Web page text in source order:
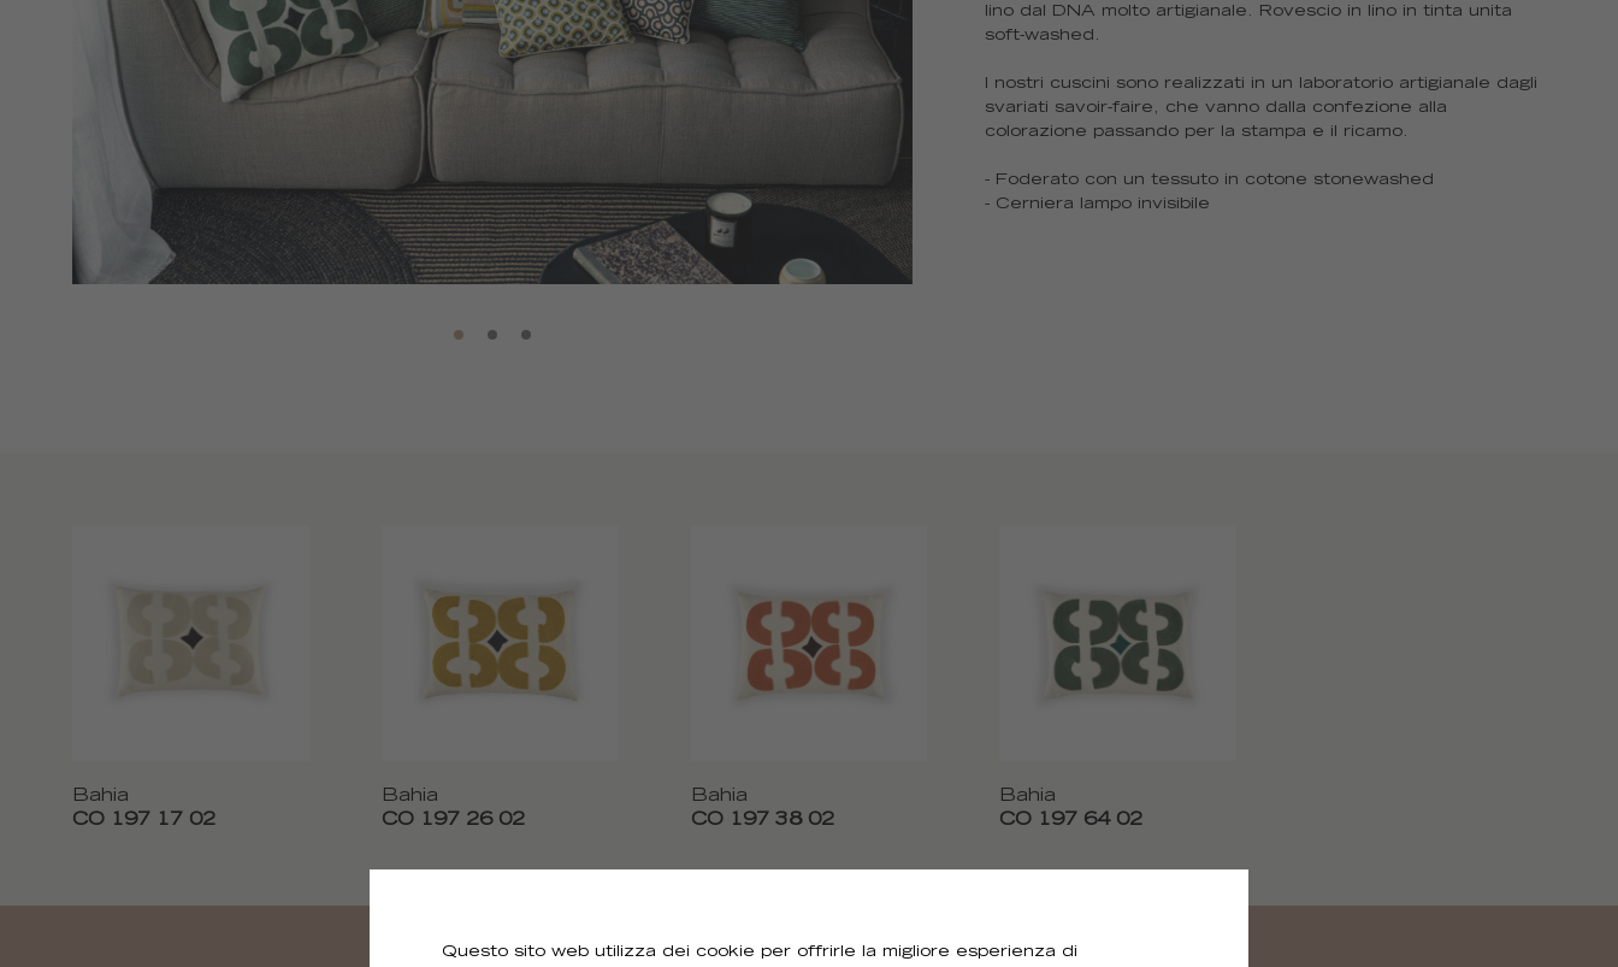
lino dal DNA molto artigianale. Rovescio in lino in tinta unita
soft-washed.
I nostri cuscini sono realizzati in un laboratorio artigianale dagli
svariati savoir-faire, che vanno dalla confezione alla
colorazione passando per la stampa e il ricamo.
- Foderato con un tessuto in cotone stonewashed
- Cerniera lampo invisibile
Bahia
CO 197 17 02
Bahia
CO 197 26 02
Bahia
CO 197 38 02
Bahia
CO 197 64 02
Questo sito web utilizza dei cookie per offrirle la migliore esperienza di